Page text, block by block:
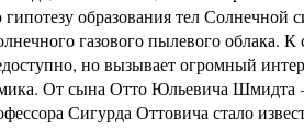
образования тел Солнечной
газового пылевого облака.
но вызывает огромный
От сына Отто Юльевича Шмидта
Сигурда Оттовича стало